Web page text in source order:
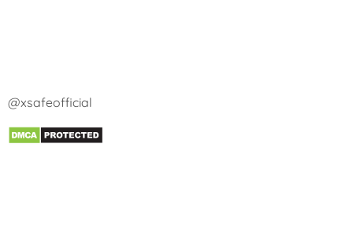
@xsafeofficial